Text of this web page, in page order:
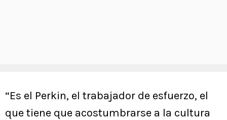
“Es el Perkin, el trabajador de esfuerzo, el
que tiene que acostumbrarse a la cultura